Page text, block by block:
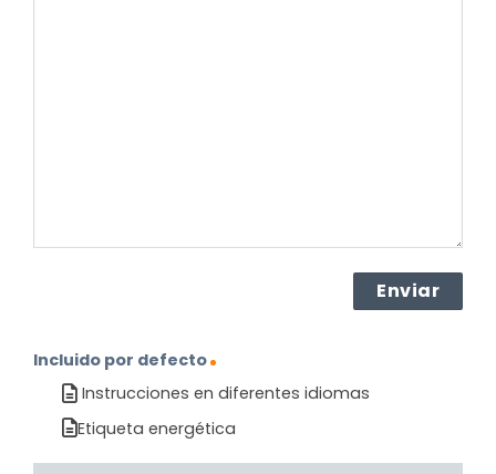
Incluido por defecto
Instrucciones en diferentes idiomas
Etiqueta energética